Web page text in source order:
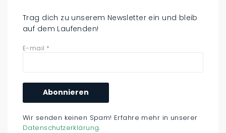
Trag dich zu unserem Newsletter ein und bleib
auf dem Laufenden!
E-mail *
Wir senden keinen Spam! Erfahre mehr in unserer
Datenschutzerklärung.